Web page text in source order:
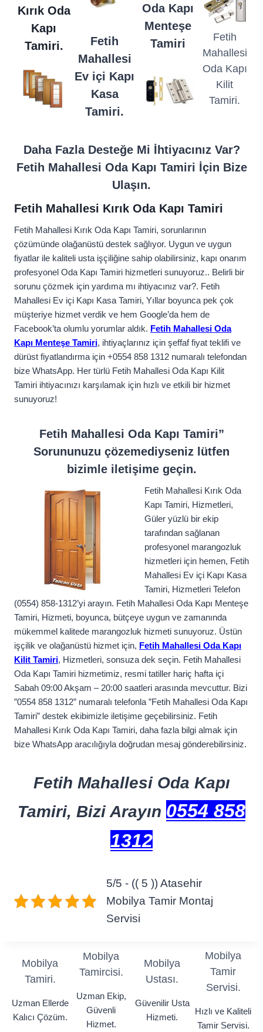
Kırık Oda
Kapı
Tamiri.
Fetih
Mahallesi
Ev içi Kapı
Kasa
Tamiri.
Oda Kapı
Menteşe
Tamiri
Fetih
Mahallesi
Oda Kapı
Kilit
Tamiri.
Daha Fazla Desteğe Mi İhtiyacınız Var?
Fetih Mahallesi Oda Kapı Tamiri İçin Bize
Ulaşın.
Fetih Mahallesi Kırık Oda Kapı Tamiri
Fetih Mahallesi Kırık Oda Kapı Tamiri, sorunlarının
çözümünde olağanüstü destek sağlıyor. Uygun ve uygun
fiyatlar ile kaliteli usta işçiliğine sahip olabilirsiniz, kapı onarım
profesyonel Oda Kapı Tamiri hizmetleri sunuyoruz.. Belirli bir
sorunu çözmek için yardıma mı ihtiyacınız var?. Fetih
Mahallesi Ev içi Kapı Kasa Tamiri, Yıllar boyunca pek çok
müşteriye hizmet verdik ve hem Google’da hem de
Facebook’ta olumlu yorumlar aldık. Fetih Mahallesi Oda
Kapı Menteşe Tamiri, ihtiyaçlarınız için şeffaf fiyat teklifi ve
dürüst fiyatlandırma için +0554 858 1312 numaralı telefondan
bize WhatsApp. Her türlü Fetih Mahallesi Oda Kapı Kilit
Tamiri ihtiyacınızı karşılamak için hızlı ve etkili bir hizmet
sunuyoruz!
Fetih Mahallesi Oda Kapı Tamiri”
Sorununuzu çözemediyseniz lütfen
bizimle iletişime geçin.
Fetih Mahallesi Kırık Oda
Kapı Tamiri, Hizmetleri,
Güler yüzlü bir ekip
tarafından sağlanan
profesyonel marangozluk
hizmetleri için hemen, Fetih
Mahallesi Ev içi Kapı Kasa
Tamiri, Hizmetleri Telefon
(0554) 858-1312’yi arayın. Fetih Mahallesi Oda Kapı Menteşe
Tamiri, Hizmeti, boyunca, bütçeye uygun ve zamanında
mükemmel kalitede marangozluk hizmeti sunuyoruz. Üstün
işçilik ve olağanüstü hizmet için, Fetih Mahallesi Oda Kapı
Kilit Tamiri, Hizmetleri, sonsuza dek seçin. Fetih Mahallesi
Oda Kapı Tamiri hizmetimiz, resmi tatiller hariç hafta içi
Sabah 09:00 Akşam – 20:00 saatleri arasında mevcuttur. Bizi
”0554 858 1312” numaralı telefonla ”Fetih Mahallesi Oda Kapı
Tamiri” destek ekibimizle iletişime geçebilirsiniz. Fetih
Mahallesi Kırık Oda Kapı Tamiri, daha fazla bilgi almak için
bize WhatsApp aracılığıyla doğrudan mesaj gönderebilirsiniz.
Fetih Mahallesi Oda Kapı
Tamiri, Bizi Arayın 0554 858
1312
5/5 - (( 5 )) Atasehir
Mobilya Tamir Montaj
Servisi
Mobilya
Tamiri.
Uzman Ellerde
Kalıcı Çözüm.
Mobilya
Tamircisi.
Uzman Ekip,
Güvenli
Hizmet.
Mobilya
Ustası.
Güvenilir Usta
Hizmeti.
Mobilya
Tamir
Servisi.
Hızlı ve Kaliteli
Tamir Servisi.